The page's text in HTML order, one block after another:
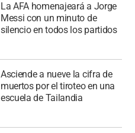
La AFA homenajeará a Jorge
Messi con un minuto de
silencio en todos los partidos
Asciende a nueve la cifra de
muertos por el tiroteo en una
escuela de Tailandia